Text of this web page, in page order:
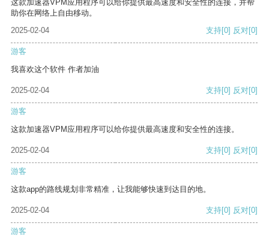
这款加速器VPM应用程序可以给你提供最高速度和安全性的连接，并帮
助你在网络上自由移动。
2025-02-04
支持[0] 反对[0]
游客
我喜欢这个软件 作者加油
2025-02-04 支持[0] 反对[0]
游客
这款加速器VPM应用程序可以给你提供最高速度和安全性的连接。
2025-02-04 支持[0] 反对[0]
游客
这款app的路线规划非常精准，让我能够快速到达目的地。
2025-02-04 支持[0] 反对[0]
游客